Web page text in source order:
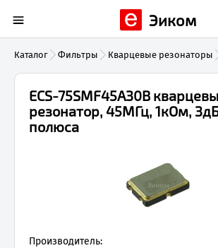
Эиком
Каталог Фильтры Кварцевые резонаторы
ECS-75SMF45A30B
резонатор, 45МГц, 1кОм,
полюса
Производитель: